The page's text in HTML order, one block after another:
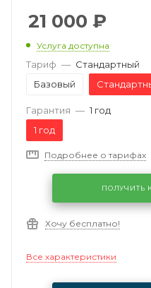
21 000 ₽
Услуга доступна
Тариф — Стандартный
Базовый
Гарантия — 1 год
1 год
Подробнее о тарифах
ПОЛУЧИТЬ
Хочу бесплатно!
Все характеристики